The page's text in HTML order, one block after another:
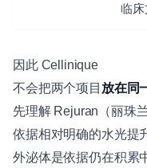
临床
因此 Cellinique
不会把两个项目 放在同
先理解 Rejuran（丽珠
依据相对明确的水光提
外泌体是依据仍在积累